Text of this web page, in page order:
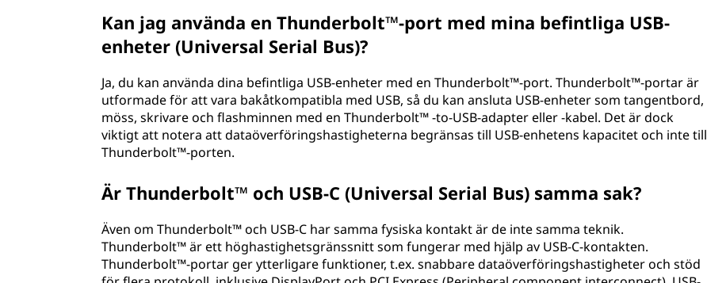
Kan jag använda en Thunderbolt™-port med mina befintliga USB-
enheter (Universal Serial Bus)?
Ja, du kan använda dina befintliga USB-enheter med en Thunderbolt™-port. Thunderbolt™-portar är
utformade för att vara bakåtkompatibla med USB, så du kan ansluta USB-enheter som tangentbord,
möss, skrivare och flashminnen med en Thunderbolt™ -to-USB-adapter eller -kabel. Det är dock
viktigt att notera att dataöverföringshastigheterna begränsas till USB-enhetens kapacitet och inte till
Thunderbolt™-porten.
Är Thunderbolt™ och USB-C (Universal Serial Bus) samma sak?
Även om Thunderbolt™ och USB-C har samma fysiska kontakt är de inte samma teknik.
Thunderbolt™ är ett höghastighetsgränssnitt som fungerar med hjälp av USB-C-kontakten.
Thunderbolt™-portar ger ytterligare funktioner, t.ex. snabbare dataöverföringshastigheter och stöd